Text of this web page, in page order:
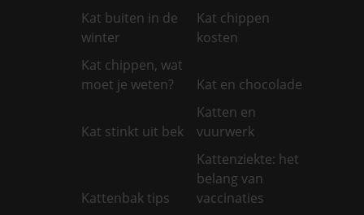
Kat buiten in de
winter
Kat chippen
kosten
Kat chippen, wat
moet je weten?
Kat en chocolade
Kat stinkt uit bek
Katten en
vuurwerk
Kattenbak tips
Kattenziekte: het
belang van
vaccinaties